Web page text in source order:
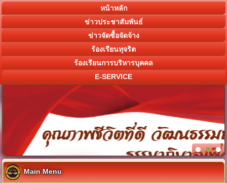
หน้าหลัก
ข่าวประชาสัมพันธ์
ข่าวจัดซื้อจัดจ้าง
ร้องเรียนทุจริต
ร้องเรียนการบริหารบุคคล
E-SERVICE
Main Menu